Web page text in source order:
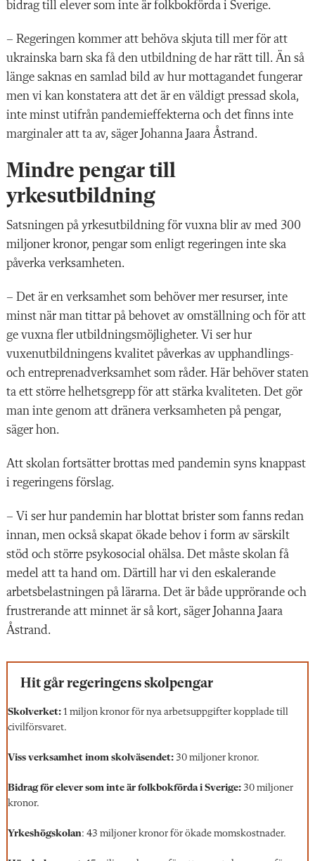
bidrag till elever som inte är folkbokförda i Sverige.
– Regeringen kommer att behöva skjuta till mer för att
ukrainska barn ska få den utbildning de har rätt till. Än så
länge saknas en samlad bild av hur mottagandet fungerar
men vi kan konstatera att det är en väldigt pressad skola,
inte minst utifrån pandemieffekterna och det finns inte
marginaler att ta av, säger Johanna Jaara Åstrand.
Mindre pengar till
yrkesutbildning
Satsningen på yrkesutbildning för vuxna blir av med 300
miljoner kronor, pengar som enligt regeringen inte ska
påverka verksamheten.
– Det är en verksamhet som behöver mer resurser, inte
minst när man tittar på behovet av omställning och för att
ge vuxna fler utbildningsmöjligheter. Vi ser hur
vuxenutbildningens kvalitet påverkas av upphandlings-
och entreprenadverksamhet som råder. Här behöver staten
ta ett större helhetsgrepp för att stärka kvaliteten. Det gör
man inte genom att dränera verksamheten på pengar,
säger hon.
Att skolan fortsätter brottas med pandemin syns knappast
i regeringens förslag.
– Vi ser hur pandemin har blottat brister som fanns redan
innan, men också skapat ökade behov i form av särskilt
stöd och större psykosocial ohälsa. Det måste skolan få
medel att ta hand om. Därtill har vi den eskalerande
arbetsbelastningen på lärarna. Det är både upprörande och
frustrerande att minnet är så kort, säger Johanna Jaara
Åstrand.
Hit går regeringens skolpengar
Skolverket: 1 miljon kronor för nya arbetsuppgifter kopplade till
civilförsvaret.
Viss verksamhet inom skolväsendet: 30 miljoner kronor.
Bidrag för elever som inte är folkbokförda i Sverige: 30 miljoner
kronor.
Yrkeshögskolan: 43 miljoner kronor för ökade momskostnader.